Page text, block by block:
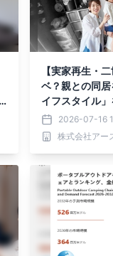
【実家再生・
ベ？親との同
イフスタイル
ーリー2026-07-16
株式会社アー